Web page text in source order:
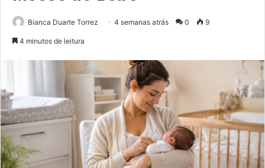
Bianca Duarte Torrez 4 semanas atrás 0 9
4 minutos de leitura